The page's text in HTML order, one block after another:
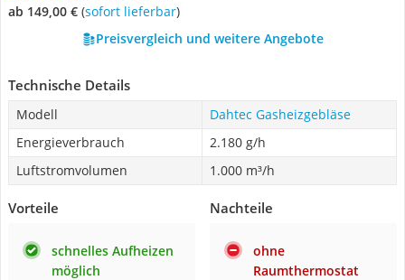
ab 149,00 € ( Sofort lieferbar)
Preisvergleich und weitere Angebote
Technische Details
Modell
Dahtec Gasheizgebläse
Energieverbrauch
2.180 g/h
Luftstromvolumen
1.000 m³/h
Vorteile
schnelles Aufheizen
möglich
Nachteile
ohne
Raumthermostat